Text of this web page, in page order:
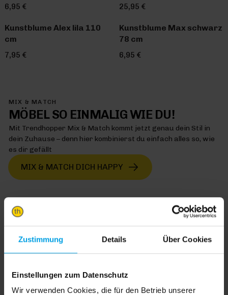
Zustimmung Details Über Cookies
Einstellungen zum Datenschutz
Wir verwenden Cookies, die für den Betrieb unserer
6,95 € 25,95 €
Kunstblume Alex lila 110
cm
7,95 €
Kunstblume Max schwarz
78 cm
6,95 €
MIX & MATCH
MÖBEL SO EINMALIG WIE DU!
Mit Trendhopper Mix & Match kommt jetzt genau dein Stil in
dein Zuhause – denn hier kombinierst du einfach alles so, wie
es dir gefällt
MIX & MATCH DICH HAPPY
TRENDHOPPER STORES
Wie wäre es mit einer großen Portion Inspiration und Kreativität?
Styles.